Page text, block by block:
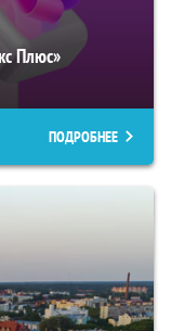
Плюс»
ПОДРОБНЕЕ